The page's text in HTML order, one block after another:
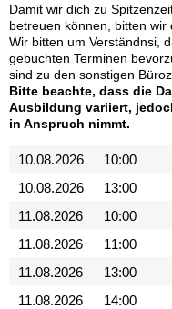
Damit wir dich zu
betreuen können, bitten wir
Wir bitten um Verständnsi,
gebuchten Terminen
sind zu den sonstigen
Bitte beachte, dass die
Ausbildung variiert,
in Anspruch nimmt.
10.08.2026
10:00
10.08.2026
13:00
11.08.2026
10:00
11.08.2026
11:00
11.08.2026
13:00
11.08.2026
14:00